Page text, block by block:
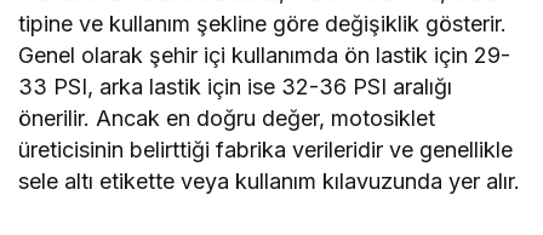
tipine ve kullanım şekline göre değişiklik gösterir.
Genel olarak şehir içi kullanımda ön lastik için 29-
33 PSI, arka lastik için ise 32-36 PSI aralığı
önerilir. Ancak en doğru değer, motosiklet
üreticisinin belirttiği fabrika verileridir ve genellikle
sele altı etikette veya kullanım kılavuzunda yer alır.